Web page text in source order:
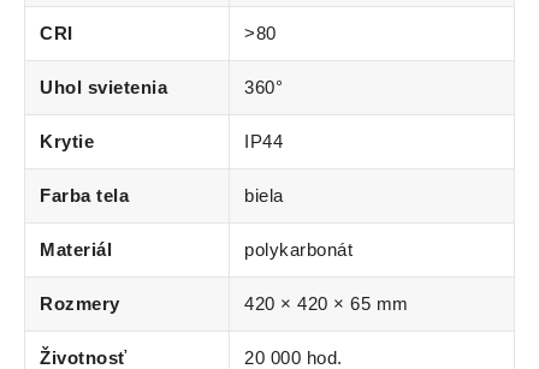
CRI >80
Uhol svietenia 360°
Krytie IP44
Farba tela biela
Materiál polykarbonát
Rozmery 420 × 420 × 65 mm
Životnosť 20 000 hod.